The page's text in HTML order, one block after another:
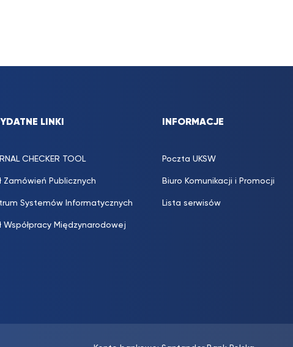
LINKI
CHECKER TOOL
Zamówień Publicznych
Systemów Informatycznych
Współpracy Międzynarodowej
INFORMACJE
Poczta UKSW
Biuro Komunikacji i Promocji
Lista serwisów